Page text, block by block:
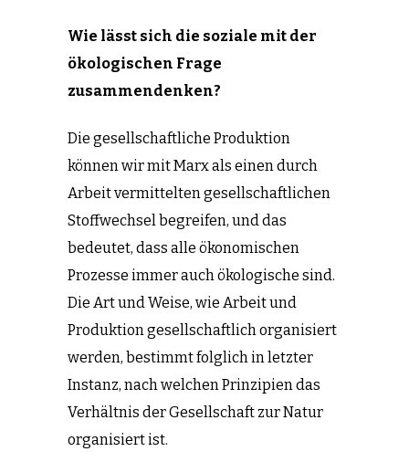
Wie lässt sich die soziale mit der
ökologischen Frage
zusammendenken?
Die gesellschaftliche Produktion
können wir mit Marx als einen durch
Arbeit vermittelten gesellschaftlichen
Stoffwechsel begreifen, und das
bedeutet, dass alle ökonomischen
Prozesse immer auch ökologische sind.
Die Art und Weise, wie Arbeit und
Produktion gesellschaftlich organisiert
werden, bestimmt folglich in letzter
Instanz, nach welchen Prinzipien das
Verhältnis der Gesellschaft zur Natur
organisiert ist.